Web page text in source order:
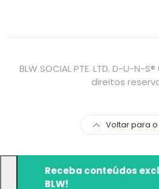
BLW SOCIAL PTE. LTD. D-U-N-
direitos
Voltar para
Receba conteúdos
BLW!